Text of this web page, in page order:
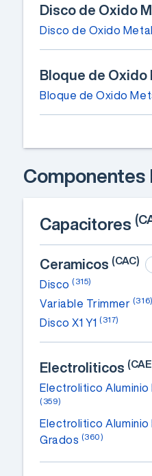
Disco de Oxido
Disco de Oxido
Bloque de Oxido
Bloque de Oxido
Componentes
Capacitores
Ceramicos (CAC)
Disco (315)
Variable Trimmer (316)
Disco X1 Y1 (317)
Electroliticos
Electrolitico Aluminio
(359)
Electrolitico Aluminio
Grados (360)